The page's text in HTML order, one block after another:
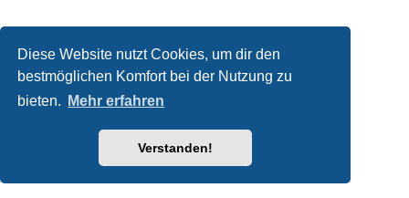
Diese Website nutzt Cookies, um dir den
bestmöglichen Komfort bei der Nutzung zu
bieten.
Mehr erfahren
Verstanden!